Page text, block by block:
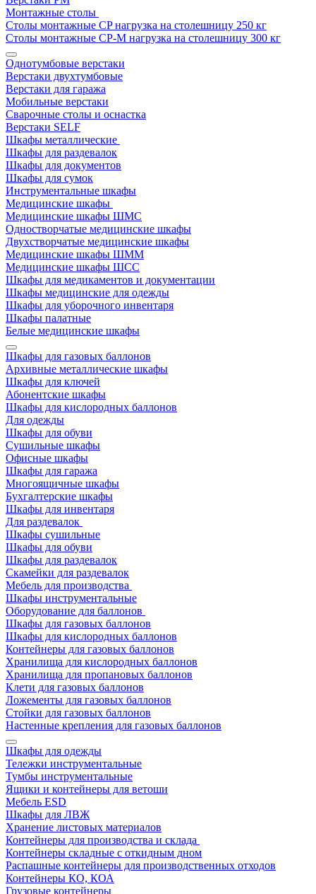
Монтажные столы
Столы монтажные СP нагрузка на столешницу 250 кг
Столы монтажные СР-М нагрузка на столешницу 300 кг
Однотумбовые верстаки
Верстаки двухтумбовые
Верстаки для гаража
Мобильные верстаки
Сварочные столы и оснастка
Верстаки SELF
Шкафы металлические
Шкафы для раздевалок
Шкафы для документов
Шкафы для сумок
Инструментальные шкафы
Медицинские шкафы
Медицинские шкафы ШМС
Одностворчатые медицинские шкафы
Двухстворчатые медицинские шкафы
Медицинские шкафы ШММ
Медицинские шкафы ШСС
Шкафы для медикаментов и документации
Шкафы медицинские для одежды
Шкафы для уборочного инвентаря
Шкафы палатные
Белые медицинские шкафы
Шкафы для газовых баллонов
Архивные металлические шкафы
Шкафы для ключей
Абонентские шкафы
Шкафы для кислородных баллонов
Для одежды
Шкафы для обуви
Сушильные шкафы
Офисные шкафы
Шкафы для гаража
Многоящичные шкафы
Бухгалтерские шкафы
Шкафы для инвентаря
Для раздевалок
Шкафы сушильные
Шкафы для обуви
Шкафы для раздевалок
Скамейки для раздевалок
Мебель для производства
Шкафы инструментальные
Оборудование для баллонов
Шкафы для газовых баллонов
Шкафы для кислородных баллонов
Контейнеры для газовых баллонов
Хранилища для кислородных баллонов
Хранилища для пропановых баллонов
Клети для газовых баллонов
Ложементы для газовых баллонов
Стойки для газовых баллонов
Настенные крепления для газовых баллонов
Шкафы для одежды
Тележки инструментальные
Тумбы инструментальные
Ящики и контейнеры для ветоши
Мебель ESD
Шкафы для ЛВЖ
Хранение листовых материалов
Контейнеры для производства и склада
Контейнеры складные с откидным дном
Распашные контейнеры для производственных отходов
Контейнеры КО, КОА
Грузовые контейнеры